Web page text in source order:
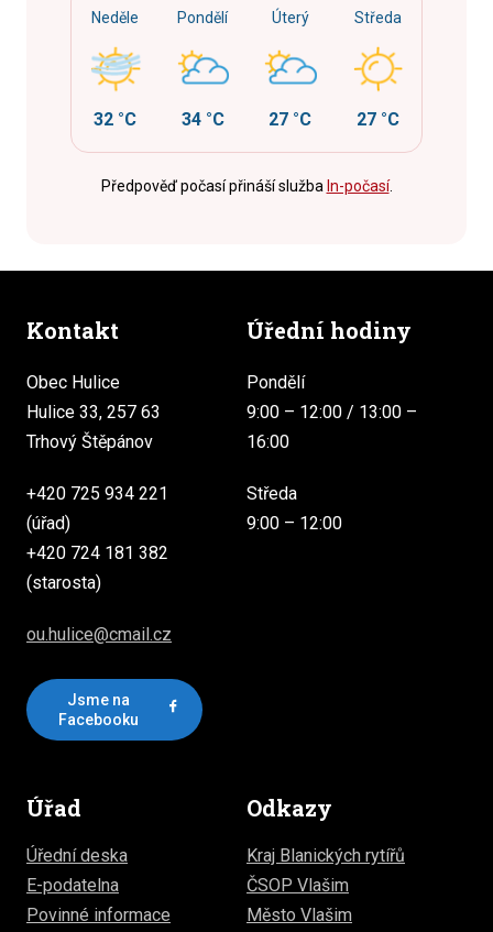
Neděle
32 °C
Pondělí
34 °C
Úterý
27 °C
Středa
27 °C
Předpověď počasí přináší služba In-počasí.
Kontakt
Obec Hulice
Hulice 33, 257 63
Trhový Štěpánov
+420 725 934 221
(úřad)
+420 724 181 382
(starosta)
ou.hulice@cmail.cz
Jsme na
Facebooku
Úřední hodiny
Pondělí
9:00 – 12:00 / 13:00 –
16:00
Středa
9:00 – 12:00
Úřad
Úřední deska
E-podatelna
Povinné informace
Odkazy
Kraj Blanických rytířů
ČSOP Vlašim
Město Vlašim